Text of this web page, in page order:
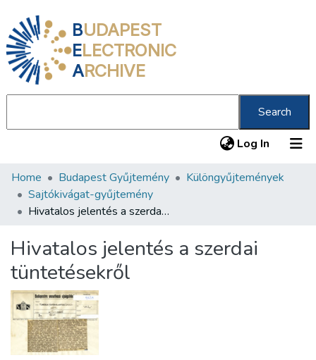
BUDAPEST
ELECTRONIC
ARCHIVE
Search
Log In (current)
Communities & Collections
All of DSpace
About us
Home Budapest Gyűjtemény
Különgyűjtemények
Sajtókivágat-gyűjtemény
Hivatalos jelentés a szerdai tüntetésekről
Hivatalos jelentés a szerdai
tüntetésekről